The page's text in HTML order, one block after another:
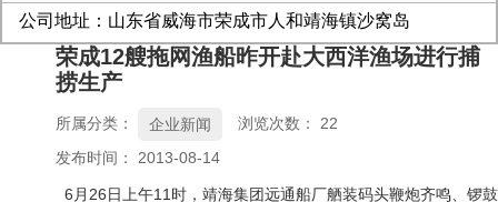
公司地址：山东省威海市荣成市人和靖海镇沙窝岛
荣成12艘拖网渔船昨开赴大西洋渔场进行捕
捞生产
所属分类： 企业新闻 浏览次数： 22
发布时间： 2013-08-14
6月26日上午11时，靖海集团远通船厂舾装码头鞭炮齐鸣、锣鼓